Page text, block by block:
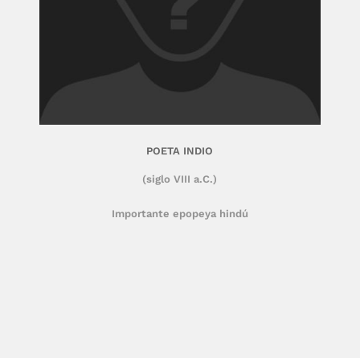
Importante epopeya hindú
(siglo VIII a.C.)
POETA INDIO